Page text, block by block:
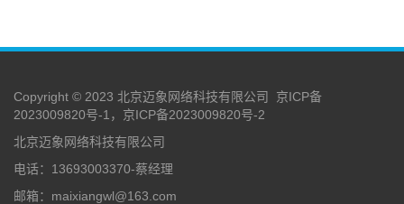
Copyright © 2023 北京迈象网络科技有限公司
京ICP备
2023009820号-1，京ICP备2023009820号-2
北京迈象网络科技有限公司
电话：13693003370-蔡经理
邮箱：maixiangwl@163.com